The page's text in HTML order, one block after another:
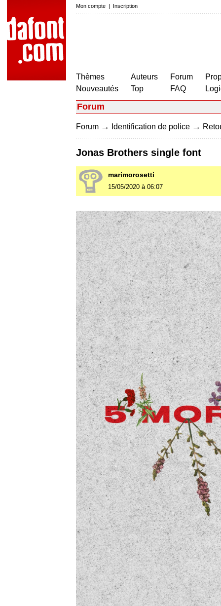
Mon compte | Inscription
Thèmes
Nouveautés
Auteurs
Top
Forum
FAQ
Forum
Forum → Identification de police →
Jonas Brothers single font
marimorosetti
15/05/2020 à 06:07